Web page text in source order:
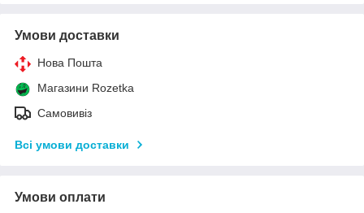
Умови доставки
Нова Пошта
Магазини Rozetka
Самовивіз
Всі умови доставки
Умови оплати